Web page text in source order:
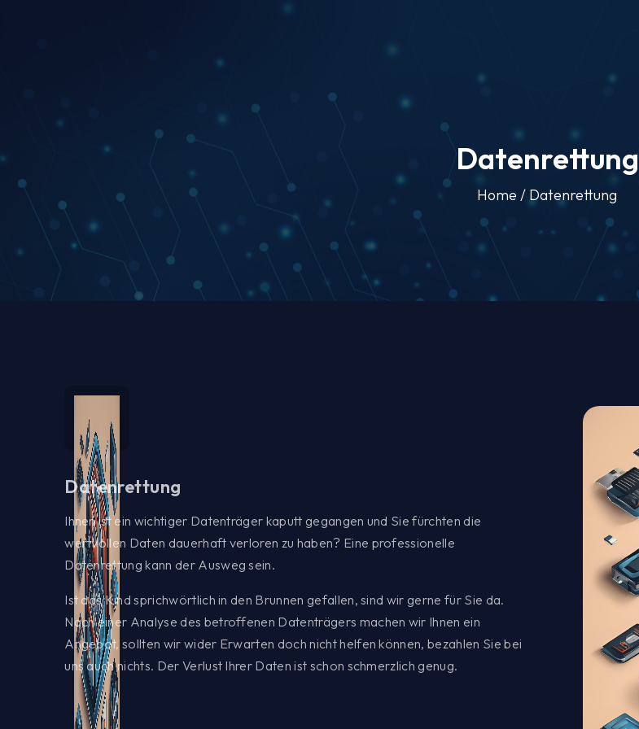
Datenrettung
Home / Datenrettung
Datenrettung
Ihnen ist ein wichtiger Datenträger kaputt gegangen und Sie fürchten die
wertvollen Daten dauerhaft verloren zu haben? Eine professionelle
Datenrettung kann der Ausweg sein.
Ist das Kind sprichwörtlich in den Brunnen gefallen, sind wir gerne für Sie da.
Nach einer Analyse des betroffenen Datenträgers machen wir Ihnen ein
Angebot, sollten wir wider Erwarten doch nicht helfen können, bezahlen Sie bei
uns auch nichts. Der Verlust Ihrer Daten ist schon schmerzlich genug.